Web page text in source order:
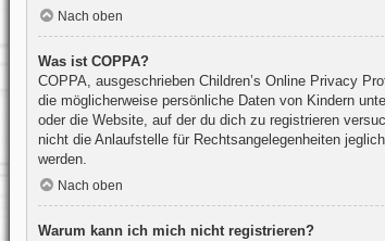
Nach oben
Was ist COPPA?
COPPA, ausgeschrieben Children’s Online Privacy
die möglicherweise persönliche Daten von Kindern
oder die Website, auf der du dich zu registrieren
nicht die Anlaufstelle für Rechtsangelegenheiten
werden.
Nach oben
Warum kann ich mich nicht registrieren?